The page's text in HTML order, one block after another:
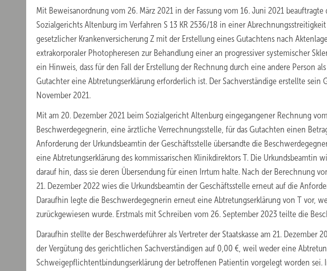
Mit Beweisanordnung vom 26. März 2021 in der Fassung vom 16. Juni 2021 beauftragte
Sozialgerichts Altenburg im Verfahren S 13 KR 2536/18 in einer
gesetzlicher Krankenversicherung Z mit der Erstellung eines Gutachtens nach
extrakorporaler Photopheresen zur Behandlung einer an progressiver systemischer
ein Hinweis, dass für den Fall der Erstellung der Rechnung durch eine andere Person
Gutachter eine Abtretungserklärung erforderlich ist. Der Sachverständige erstellte sein
November 2021.
Mit am 20. Dezember 2021 beim Sozialgericht Altenburg eingegangener Rechnung
Beschwerdegegnerin, eine ärztliche Verrechnungsstelle, für das Gutachten einen
Anforderung der Urkundsbeamtin der Geschäftsstelle übersandte die
eine Abtretungserklärung des kommissarischen Klinikdirektors T. Die Urkundsbeamtin
darauf hin, dass sie deren Übersendung für einen Irrtum halte. Nach der Berechnung
21. Dezember 2022 wies die Urkundsbeamtin der Geschäftsstelle erneut auf die
Daraufhin legte die Beschwerdegegnerin erneut eine Abtretungserklärung von T vor,
zurückgewiesen wurde. Erstmals mit Schreiben vom 26. September 2023 teilte die
Daraufhin stellte der Beschwerdeführer als Vertreter der Staatskasse am 21. Dezember
der Vergütung des gerichtlichen Sachverständigen auf 0,00 €, weil weder eine
Schweigepflichtentbindungserklärung der betroffenen Patientin vorgelegt worden sei.